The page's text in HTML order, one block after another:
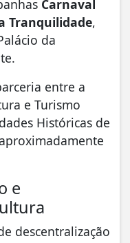
Carnaval
Tranquilidade,
da
entre a
e Turismo
Históricas de
e
descentralização